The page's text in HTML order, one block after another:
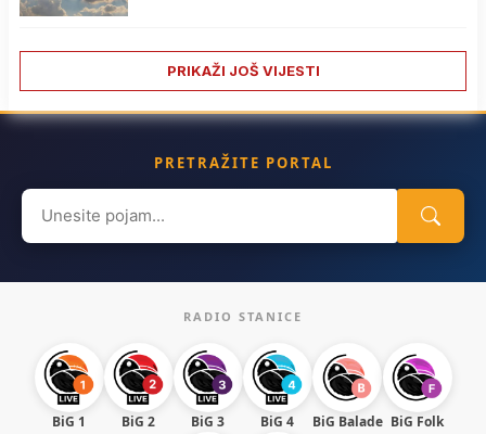
PRIKAŽI JOŠ VIJESTI
PRETRAŽITE PORTAL
Search
for:
RADIO STANICE
BiG 1 BiG 2 BiG 3 BiG 4 BiG Balade BiG Folk